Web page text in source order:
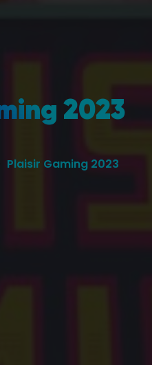
2023
Plaisir Gaming 2023